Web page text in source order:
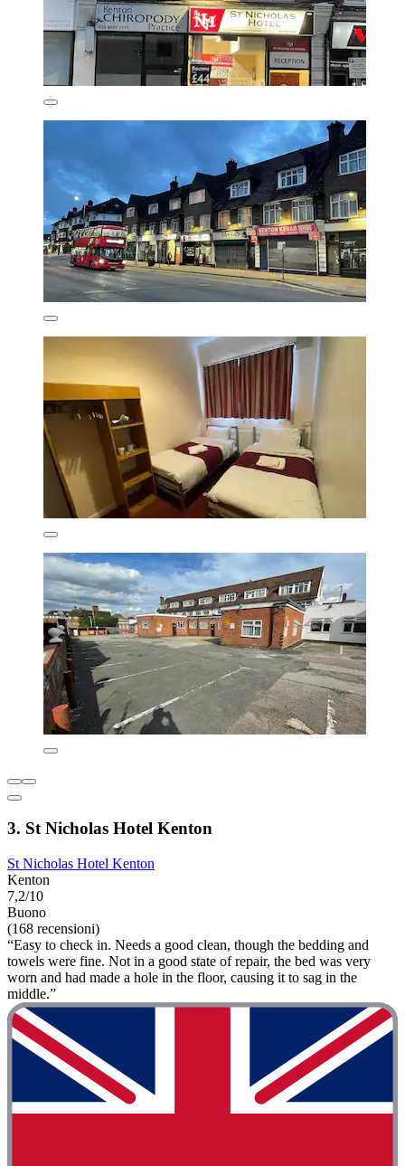
3. St Nicholas Hotel Kenton
St Nicholas Hotel Kenton
Kenton
7,2/10
Buono
(168 recensioni)
“Easy to check in. Needs a good clean, though the bedding and
towels were fine. Not in a good state of repair, the bed was very
worn and had made a hole in the floor, causing it to sag in the
middle.”